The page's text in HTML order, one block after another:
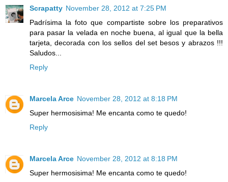
Scrapatty November 28, 2012 at 7:25 PM
Padrísima la foto que compartiste sobre los preparativos
para pasar la velada en noche buena, al igual que la bella
tarjeta, decorada con los sellos del set besos y abrazos !!!
Saludos...
Reply
Marcela Arce November 28, 2012 at 8:18 PM
Super hermosisima! Me encanta como te quedo!
Reply
Marcela Arce November 28, 2012 at 8:18 PM
Super hermosisima! Me encanta como te quedo!